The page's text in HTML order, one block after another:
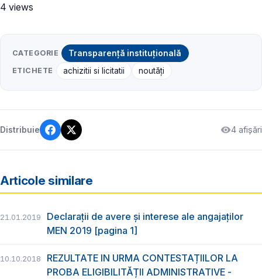
4 views
CATEGORIE Transparență instituțională
ETICHETE achizitii si licitatii noutăți
Distribuie 4 afișări
Articole similare
21.01.2019
Declarații de avere și interese ale angajaților
MEN 2019 [pagina 1]
10.10.2018
REZULTATE IN URMA CONTESTAȚIILOR LA
PROBA ELIGIBILITĂȚII ADMINISTRATIVE -